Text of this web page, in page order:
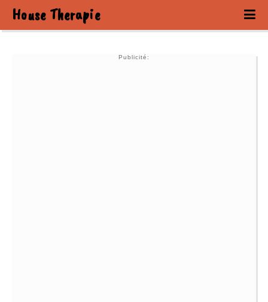
House Therapie
Publicité: